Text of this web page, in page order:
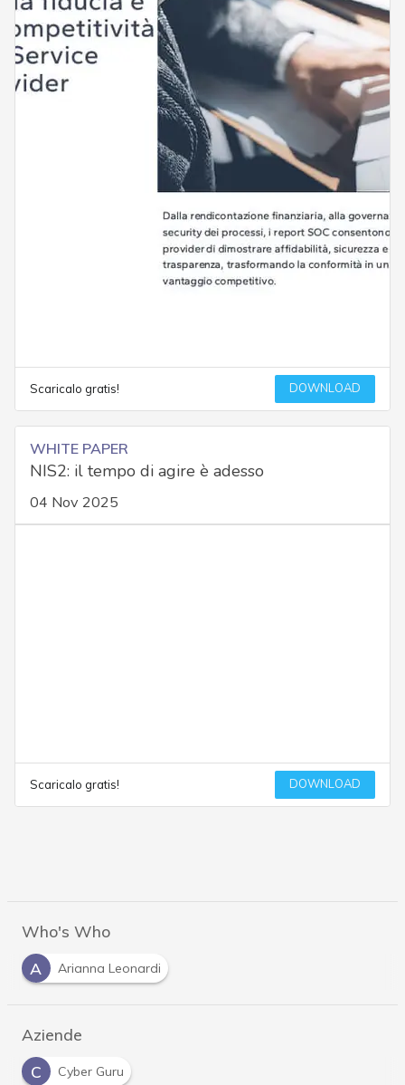
Scaricalo gratis! DOWNLOAD
WHITE PAPER
NIS2: il tempo di agire è adesso
04 Nov 2025
Scaricalo gratis! DOWNLOAD
Who's Who
A
Arianna Leonardi
Aziende
C
Cyber Guru